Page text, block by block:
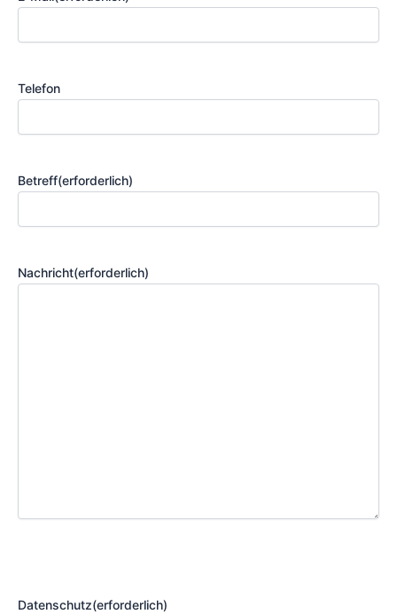
Telefon
Betreff(erforderlich)
Nachricht(erforderlich)
Datenschutz(erforderlich)